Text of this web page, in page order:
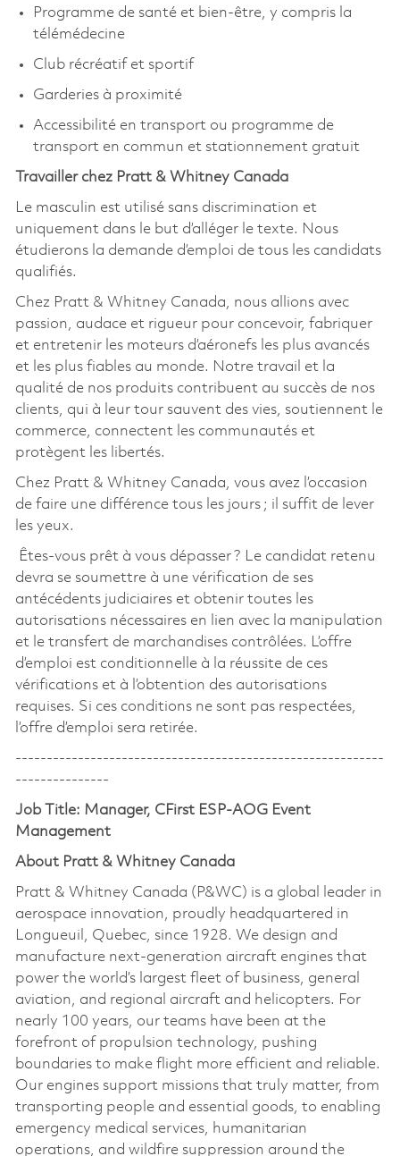
Programme de santé et bien-être, y compris la
télémédecine
Club récréatif et sportif
Garderies à proximité
Accessibilité en transport ou programme de
transport en commun et stationnement gratuit
Travailler chez Pratt & Whitney Canada
Le masculin est utilisé sans discrimination et
uniquement dans le but d’alléger le texte. Nous
étudierons la demande d’emploi de tous les candidats
qualifiés.
Chez Pratt & Whitney Canada, nous allions avec
passion, audace et rigueur pour concevoir, fabriquer
et entretenir les moteurs d’aéronefs les plus avancés
et les plus fiables au monde. Notre travail et la
qualité de nos produits contribuent au succès de nos
clients, qui à leur tour sauvent des vies, soutiennent le
commerce, connectent les communautés et
protègent les libertés.
Chez Pratt & Whitney Canada, vous avez l’occasion
de faire une différence tous les jours ; il suffit de lever
les yeux.
Êtes-vous prêt à vous dépasser ? Le candidat retenu
devra se soumettre à une vérification de ses
antécédents judiciaires et obtenir toutes les
autorisations nécessaires en lien avec la manipulation
et le transfert de marchandises contrôlées. L’offre
d’emploi est conditionnelle à la réussite de ces
vérifications et à l’obtention des autorisations
requises. Si ces conditions ne sont pas respectées,
l’offre d’emploi sera retirée.
-----------------------------------------------------------
---------------
Job Title: Manager, CFirst ESP-AOG Event
Management
About Pratt & Whitney Canada
Pratt & Whitney Canada (P&WC) is a global leader in
aerospace innovation, proudly headquartered in
Longueuil, Quebec, since 1928. We design and
manufacture next-generation aircraft engines that
power the world’s largest fleet of business, general
aviation, and regional aircraft and helicopters. For
nearly 100 years, our teams have been at the
forefront of propulsion technology, pushing
boundaries to make flight more efficient and reliable.
Our engines support missions that truly matter, from
transporting people and essential goods, to enabling
emergency medical services, humanitarian
operations, and wildfire suppression around the